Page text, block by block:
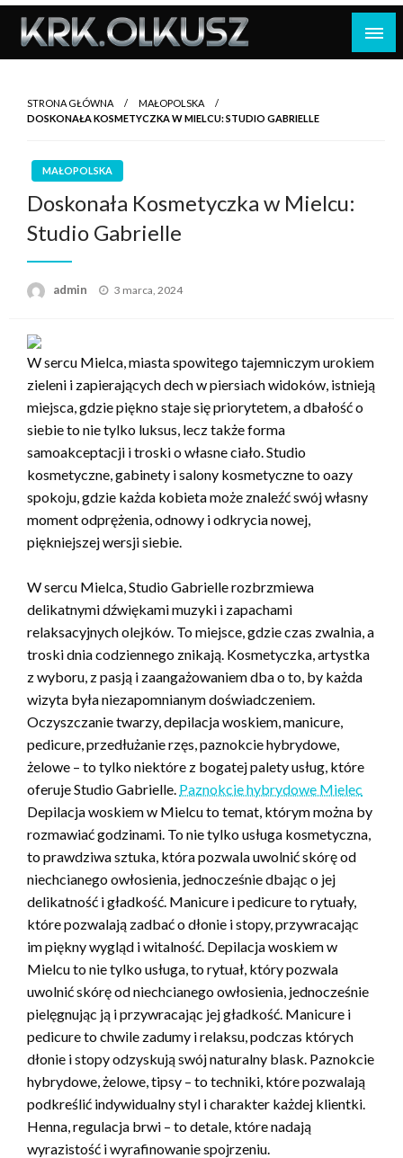
Skip
content
STRONA GŁÓWNA
MAŁOPOLSKA
DOSKONAŁA KOSMETYCZKA W MIELCU: STUDIO GABRIELLE
MAŁOPOLSKA
Doskonała Kosmetyczka w Mielcu:
Studio Gabrielle
admin
Opublikowane
3 marca, 2024
W sercu Mielca, miasta spowitego tajemniczym urokiem
zieleni i zapierających dech w piersiach widoków, istnieją
miejsca, gdzie piękno staje się priorytetem, a dbałość o
siebie to nie tylko luksus, lecz także forma
samoakceptacji i troski o własne ciało. Studio
kosmetyczne, gabinety i salony kosmetyczne to oazy
spokoju, gdzie każda kobieta może znaleźć swój własny
moment odprężenia, odnowy i odkrycia nowej,
piękniejszej wersji siebie.
W sercu Mielca, Studio Gabrielle rozbrzmiewa
delikatnymi dźwiękami muzyki i zapachami
relaksacyjnych olejków. To miejsce, gdzie czas zwalnia, a
troski dnia codziennego znikają. Kosmetyczka, artystka
z wyboru, z pasją i zaangażowaniem dba o to, by każda
wizyta była niezapomnianym doświadczeniem.
Oczyszczanie twarzy, depilacja woskiem, manicure,
pedicure, przedłużanie rzęs, paznokcie hybrydowe,
żelowe – to tylko niektóre z bogatej palety usług, które
oferuje Studio Gabrielle. Paznokcie hybrydowe Mielec
Depilacja woskiem w Mielcu to temat, którym można by
rozmawiać godzinami. To nie tylko usługa kosmetyczna,
to prawdziwa sztuka, która pozwala uwolnić skórę od
niechcianego owłosienia, jednocześnie dbając o jej
delikatność i gładkość. Manicure i pedicure to rytuały,
które pozwalają zadbać o dłonie i stopy, przywracając
im piękny wygląd i witalność. Depilacja woskiem w
Mielcu to nie tylko usługa, to rytuał, który pozwala
uwolnić skórę od niechcianego owłosienia, jednocześnie
pielęgnując ją i przywracając jej gładkość. Manicure i
pedicure to chwile zadumy i relaksu, podczas których
dłonie i stopy odzyskują swój naturalny blask. Paznokcie
hybrydowe, żelowe, tipsy – to techniki, które pozwalają
podkreślić indywidualny styl i charakter każdej klientki.
Henna, regulacja brwi – to detale, które nadają
wyrazistość i wyrafinowanie spojrzeniu.